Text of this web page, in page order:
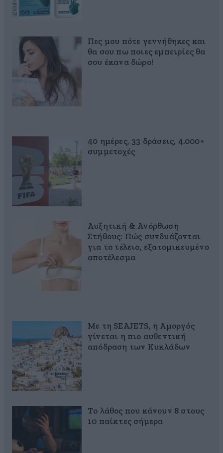
Πες μου πότε γεννήθηκες και
θα σου πω ποιες εμπειρίες θα
σου έκανα δώρο!
40 ημέρες, 33 δράσεις, 4.000+
συμμετοχές
Αυξητική & Ανόρθωση
Στήθους: Πώς συνδυάζονται
για το τέλειο, εξατομικευμένο
αποτέλεσμα
Με τη SEAJETS, η Αμοργός
γίνεται η πιο αυθεντική
απόδραση των Κυκλάδων
Το λάθος που κάνουν 8 στους
10 παίκτες σήμερα